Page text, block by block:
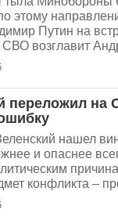
этому
Путин на
возглавит
переложил на
нашел
и опаснее
конфликта –